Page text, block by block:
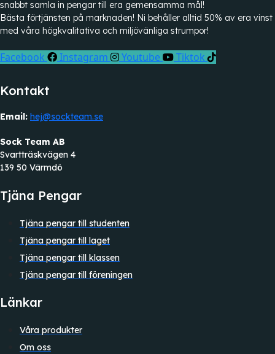
snabbt samla in pengar till era gemensamma mål!
Bästa förtjänsten på marknaden! Ni behåller alltid 50% av era vinst
med våra högkvalitativa och miljövänliga strumpor!
Facebook Instagram Youtube Tiktok
Kontakt
Email: hej@sockteam.se
Sock Team AB
Svartträskvägen 4
139 50 Värmdö
Tjäna Pengar
Tjäna pengar till studenten
Tjäna pengar till laget
Tjäna pengar till klassen
Tjäna pengar till föreningen
Länkar
Våra produkter
Om oss